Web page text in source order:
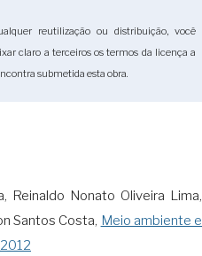
reutilização ou distribuição, você
claro a terceiros os termos da licença a
submetida esta obra.
Reinaldo Nonato Oliveira Lima,
Santos Costa, Meio ambiente e